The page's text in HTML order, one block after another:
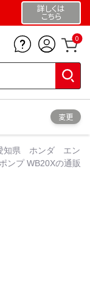
詳しくは
こちら
0
変更
知県 ホンダ エン
ンプ WB20Xの通販